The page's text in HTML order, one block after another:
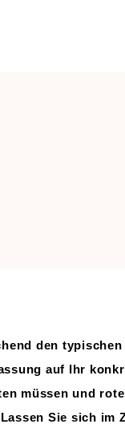
den
auf Ihr
müssen und
Sie sich im